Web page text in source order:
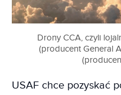
Drony CCA, czyli
(producent General
USAF chce pozyskać